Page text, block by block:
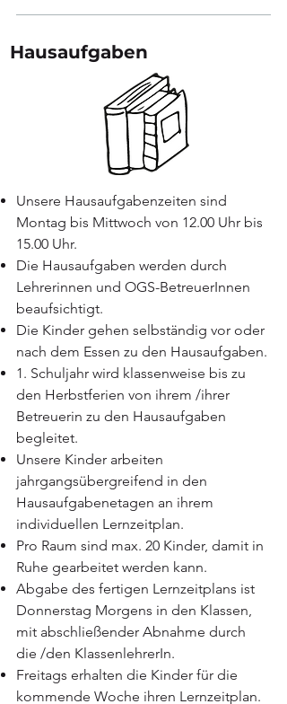
Hausaufgaben​
Unsere Hausaufgabenzeiten sind
Montag bis Mittwoch von 12.00 Uhr bis
15.00 Uhr.​
Die Hausaufgaben werden durch
Lehrerinnen und OGS-BetreuerInnen
beaufsichtigt.
Die Kinder gehen selbständig vor oder
nach dem Essen zu den Hausaufgaben.
1. Schuljahr wird klassenweise bis zu
den Herbstferien von ihrem /ihrer
Betreuerin zu den Hausaufgaben
begleitet.
Unsere Kinder arbeiten
jahrgangsübergreifend in den
Hausaufgabenetagen an ihrem
individuellen Lernzeitplan.
Pro Raum sind max. 20 Kinder, damit in
Ruhe gearbeitet werden kann.
Abgabe des fertigen Lernzeitplans ist
Donnerstag Morgens in den Klassen,
mit abschließender Abnahme durch
die /den KlassenlehrerIn.
Freitags erhalten die Kinder für die
kommende Woche ihren Lernzeitplan.